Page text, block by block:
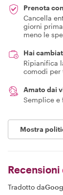
Prenota
Cancella
giorni
meno le
Hai
Ripianifica
comodi per
Amato dai
Semplice e
Mostra
Recensioni
Tradotto da